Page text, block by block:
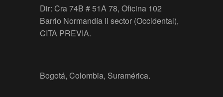
Dir: Cra 74B # 51A 78, Oficina 102
Barrio Normandía II sector (Occidental),
CITA PREVIA.
Bogotá, Colombia, Suramérica.